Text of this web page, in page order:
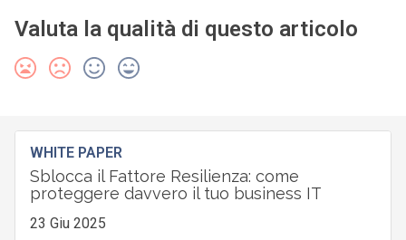
Valuta la qualità di questo articolo
WHITE PAPER
Sblocca il Fattore Resilienza: come
proteggere davvero il tuo business IT
23 Giu 2025